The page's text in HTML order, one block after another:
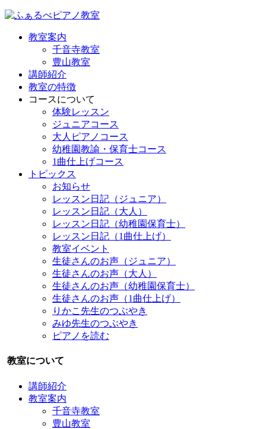
教室案内
千音寺教室
豊山教室
講師紹介
教室の特徴
コースについて
体験レッスン
ジュニアコース
大人ピアノコース
幼稚園教諭・保育士コース
1曲仕上げコース
トピックス
お知らせ
レッスン日記（ジュニア）
レッスン日記（大人）
レッスン日記（幼稚園保育士）
レッスン日記（1曲仕上げ）
教室イベント
生徒さんのお声（ジュニア）
生徒さんのお声（大人）
生徒さんのお声（幼稚園保育士）
生徒さんのお声（1曲仕上げ）
りかこ先生のつぶやき
みゆ先生のつぶやき
ピアノを読む
教室について
講師紹介
教室案内
千音寺教室
豊山教室